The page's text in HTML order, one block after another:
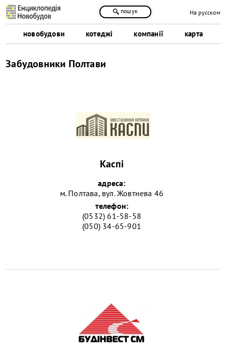
новобудови котеджі компанії карта
пошук На русском
Забудовники Полтави
Каспі
адреса:
м. Полтава, вул. Жовтнева 46
телефон:
(0532) 61-58-58
(050) 34-65-901